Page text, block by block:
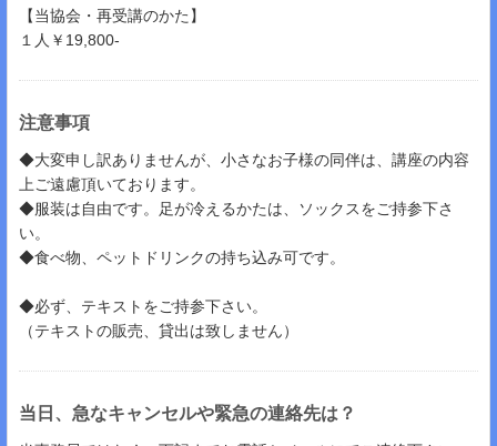
【当協会・再受講のかた】
１人￥19,800-
注意事項
◆大変申し訳ありませんが、小さなお子様の同伴は、講座の内容
上ご遠慮頂いております。
◆服装は自由です。足が冷えるかたは、ソックスをご持参下さ
い。
◆食べ物、ペットドリンクの持ち込み可です。
◆必ず、テキストをご持参下さい。
（テキストの販売、貸出は致しません）
当日、急なキャンセルや緊急の連絡先は？